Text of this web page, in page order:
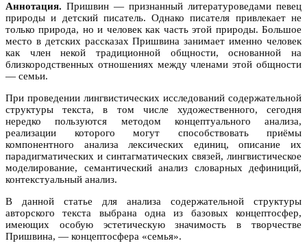
Аннотация. Пришвин — признанный литературоведами певец
природы и детский писатель. Однако писателя привлекает не
только природа, но и человек как часть этой природы. Большое
место в детских рассказах Пришвина занимает именно человек
как член некой традиционной общности, основанной на
близкородственных отношениях между членами этой общности
— семьи.
При проведении лингвистических исследований содержательной
структуры текста, в том числе художественного, сегодня
нередко пользуются методом концептуального анализа,
реализации которого могут способствовать приёмы
компонентного анализа лексических единиц, описание их
парадигматических и синтагматических связей, лингвистическое
моделирование, семантический анализ словарных дефиниций,
контекстуальный анализ.
В данной статье для анализа содержательной структуры
авторского текста выбрана одна из базовых концептосфер,
имеющих особую эстетическую значимость в творчестве
Пришвина, — концептосфера «семья».